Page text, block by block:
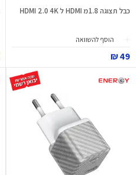
כבל תצוגה 1.8מ HDMI ל HDMI 2.0 4K
הוסף להשוואה
49 ₪